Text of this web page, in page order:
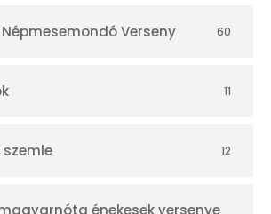
Verseny 60
11
szemle 12
énekesek versenye